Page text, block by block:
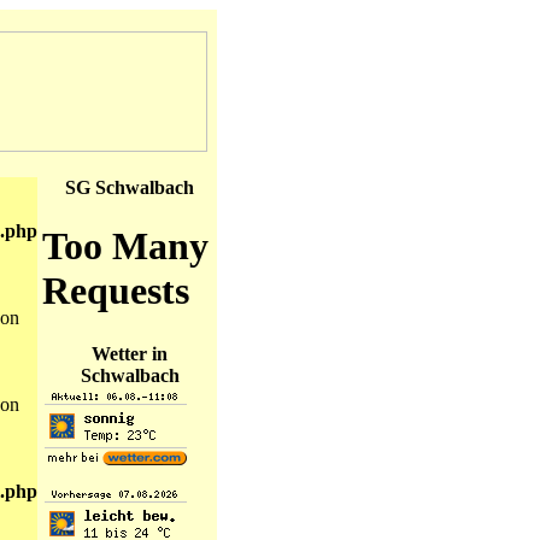
SG Schwalbach
Wetter in
Schwalbach